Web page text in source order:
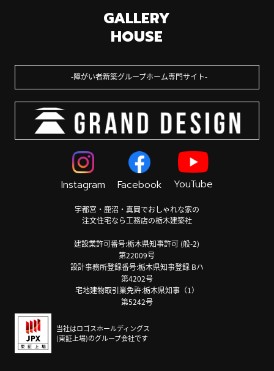
GALLERY
HOUSE
障がい者新築グループホーム専門サイト
Instagram Facebook YouTube
宇都宮・鹿沼・真岡でおしゃれな家の
注文住宅なら工務店の栃木建築社
建設業許可番号:栃木県知事許可 (般-2)
第22009号
設計事務所登録番号:栃木県知事登録 Bハ
第4202号
宅地建物取引業免許:栃木県知事（1）
第5242号
当社はロゴスホールディングス
(東証上場)のグループ会社です